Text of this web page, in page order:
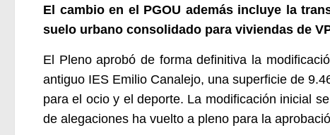
El cambio en el PGOU además incluye la
suelo urbano consolidado para viviendas de
El Pleno aprobó de forma definitiva la
antiguo IES Emilio Canalejo, una superficie de
para el ocio y el deporte. La modificación inicial
de alegaciones ha vuelto a pleno para la